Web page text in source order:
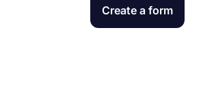
Create a form